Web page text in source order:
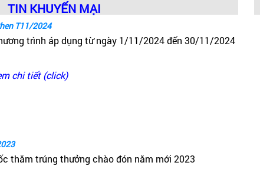
TIN KHUYẾN MẠI
T11/2024
trình áp dụng từ ngày 1/11/2024 đến 30/11/2024
chi tiết (click)
thăm trúng thưởng chào đón năm mới 2023